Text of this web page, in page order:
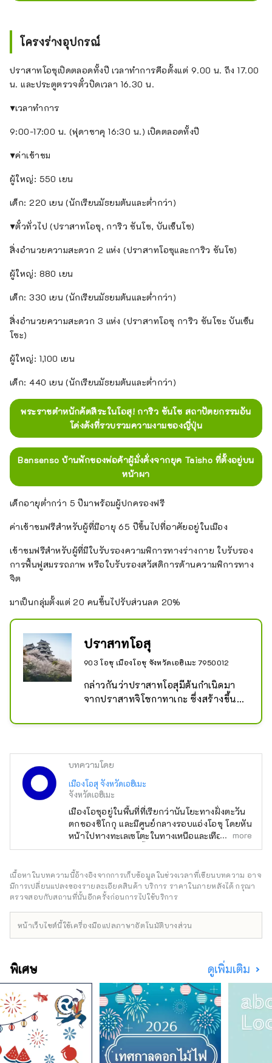
โครงร่างอุปกรณ์
ปราสาทโอซุเปิดตลอดทั้งปี เวลาทำการคือตั้งแต่ 9.00 น. ถึง 17.00
น. และประตูตรวจตั๋วปิดเวลา 16.30 น.
▼เวลาทำการ
9:00-17:00 น. (ฟุดาซาคุ 16:30 น.) เปิดตลอดทั้งปี
▼ค่าเข้าชม
ผู้ใหญ่: 550 เยน
เด็ก: 220 เยน (นักเรียนมัธยมต้นและต่ำกว่า)
▼ตั๋วทั่วไป (ปราสาทโอซุ, การิว ซันโซ, บันเซ็นโซ)
สิ่งอำนวยความสะดวก 2 แห่ง (ปราสาทโอซุและการิว ซันโซ)
ผู้ใหญ่: 880 เยน
เด็ก: 330 เยน (นักเรียนมัธยมต้นและต่ำกว่า)
สิ่งอำนวยความสะดวก 3 แห่ง (ปราสาทโอซุ การิว ซันโซะ บันเซ็น
โซะ)
ผู้ใหญ่: 1,100 เยน
เด็ก: 440 เยน (นักเรียนมัธยมต้นและต่ำกว่า)
พระราชตำหนักคัตสึระในโอสุ! การิว ซันโซ สถาปัตยกรรมอัน
โด่งดังที่รวบรวมความงามของญี่ปุ่น
Bansenso บ้านพักของพ่อค้าผู้มั่งคั่งจากยุค Taisho ที่ตั้งอยู่บน
หน้าผา
เด็กอายุต่ำกว่า 5 ปีมาพร้อมผู้ปกครองฟรี
ค่าเข้าชมฟรีสำหรับผู้ที่มีอายุ 65 ปีขึ้นไปที่อาศัยอยู่ในเมือง
เข้าชมฟรีสำหรับผู้ที่มีใบรับรองความพิการทางร่างกาย ใบรับรอง
การฟื้นฟูสมรรถภาพ หรือใบรับรองสวัสดิการด้านความพิการทาง
จิต
มาเป็นกลุ่มตั้งแต่ 20 คนขึ้นไปรับส่วนลด 20%
ปราสาทโอสุ
903 โอซุ เมืองโอซุ จังหวัดเอฮิเมะ 7950012
กล่าวกันว่าปราสาทโอสุมีต้นกำเนิดมา
จากปราสาทจิโซกาทาเกะ ซึ่งสร้างขึ้น
หวัดอิโยะ ในปี 1331 ในช่วงปลายยุคคา
อยู่มาเป็นเวลา 237 ปีแล้ว หลังจาก
ยุทธการที่เซกิงาฮาระ ช่วงเวลาอัน
วุ่นวายก็บรรเทาลง และเมืองปราสาทก็
เริ่มก่อตัวขึ้นในสมัยของโทโดะ ทากาโท
ระและวากิซากะ ยาสุฮารุ ซึ่งเป็นที่รู้จัก
ในฐานะผู้สร้างปราสาทระดับ
ปรมาจารย์ ต่อมา ซาดายาสุ คาโตะ
กลายเป็นเจ้าแห่งปราสาท และการ
ต่อไปจนกระทั่งได้รับการฟื้นฟู
กรรมสิทธิ์ในที่ดิน
ในปี พ.ศ. 2431 เนื่องจากการทรุดโทรม
หอคอยปราสาทในปัจจุบันได้รับการ
ประมาณ 10 ปี โดยเริ่มจากความ
พยายามในการอนุรักษ์และการบริจาค
จากผู้อยู่อาศัย นับเป็นครั้งแรกในญี่ปุ่นที่
มีสี่ชั้นและสี่ชั้นเป็นหอคอยปราสาทไม้ที่
ได้รับการบูรณะหลังสงคราม และด้วย
ความสูง 19.15 เมตร ถือเป็นหอคอยที่สูง
ที่สุดในญี่ปุ่น
บทความโดย
เมืองโอสุ จังหวัดเอฮิเมะ
จังหวัดเอฮิเมะ
เมืองโอซุอยู่ในพื้นที่ที่เรียกว่านันโยะทางฝั่งตะวัน
ตกของชิโกกุ และมีศูนย์กลางรอบแอ่งโอซุ โดยหัน
หน้าไปทางทะเลเซโตะในทางเหนือและเทือกเขา
ชิโกกุทางทิศใต้ แม่น้ำฮิจิคาวะอันใสสะอาดไหล
ศอกซึ่งเป็นที่มาของชื่อแม่น้ำนั้นไหลวนไปรอบๆ
เมือง นำพรมากมายมาสู่ธรรมชาติ ประวัติศาสตร์
วัฒนธรรม และ อาหารพื้นเมือง ซากของ
ปราสาทโอซุในสมัยเอโดะยังคงอยู่ริมฝั่งแม่น้ำฮิจิ
more
เนื้อหาในบทความนี้อ้างอิงจากการเก็บข้อมูลในช่วงเวลาที่เขียนบทความ อาจ
มีการเปลี่ยนแปลงของรายละเอียดสินค้า บริการ ราคาในภายหลังได้ กรุณา
ตรวจสอบกับสถานที่นั้นอีกครั้งก่อนการไปใช้บริการ
หน้าเว็บไซต์นี้ใช้เครื่องมือแปลภาษาอัตโนมัติบางส่วน
พิเศษ ดูเพิ่มเติม